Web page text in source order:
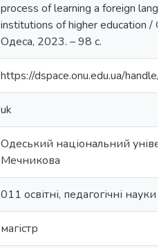
process of learning a foreign
institutions of higher education /
Одеса, 2023. – 98 с.
https://dspace.onu.edu.ua/
uk
Одеський національний
Мечникова
011 освітні, педагогічні науки
магістр